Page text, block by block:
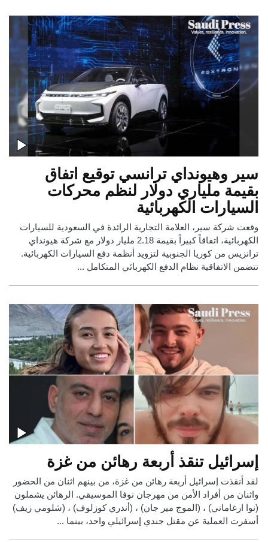
سير وهيونداي ترانسي توقيع اتفاق
بقيمة ملياري دولار لنظم محركات
السيارات الكهربائية
وقعت شركة سير، العلامة التجارية الرائدة في السعودية للسيارات
الكهربائية، اتفاقاً كبيراً بقيمة 2.18 مليار دولار مع شركة هيونداي
ترانزيس من كوريا الجنوبية لتزويد أنظمة دفع السيارات الكهربائية.
تتضمن الاتفاقية نظام الدفع الكهربائي المتكامل ...
إسرائيل تنقذ أربعة رهائن من غزة
لقد أنقذت إسرائيل أربعة رهائن من غزة، من بينهم اثنان من الحضور
واثنان من أفراد الأمن من مهرجان نوفا الموسيقي. الرهائن يشملون
(نوا ارغاماني) ، (الموج مير جان) ، (أندري كوزلوف) ، (شلومي زيف)
أسفرت العملية عن مقتل جندي إسرائيلي واحد، بينما ...